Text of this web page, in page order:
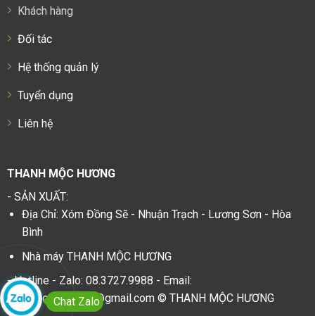
Khách hàng
Đối tác
Hệ thống quản lý
Tuyển dụng
Liên hệ
THANH MỘC HƯƠNG
- SẢN XUẤT:
Địa Chỉ: Xóm Đồng Sẽ - Nhuận Trạch - Lương Sơn - Hòa
Bình
Nhà máy THANH MỘC HƯƠNG
- Hotline - Zalo: 08.3727.9988 - Email:
thanhmochuongvn@gmail.com © THANH MỘC HƯƠNG
Chat Zalo